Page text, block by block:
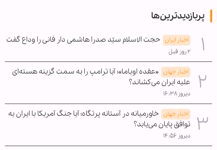
پربازدیدترین‌ها
اخبار ایران حجت الاسلام سیّد صدرا هاشمی دار فانی را وداع گفت
۲ روز قبل
اخبار جهان «عقده اوباما»؛ آیا ترامپ را به سمت گزینه هسته‌ای
علیه ایران می‌کشاند؟
دیروز ۱۶:۳۸
اخبار جهان خاورمیانه در آستانه پرتگاه؛ آیا جنگ آمریکا با ایران به
توافق پایان می‌یابد؟
دیروز ۱۴:۵۶